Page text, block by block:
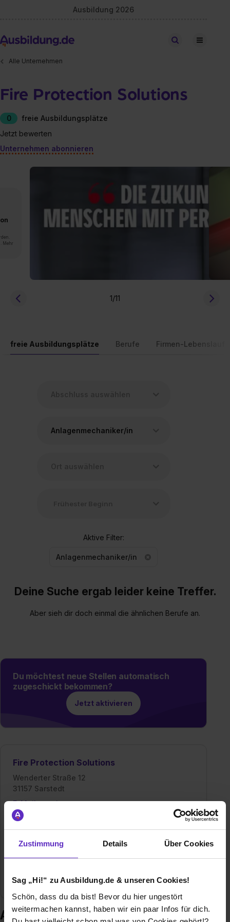
Zustimmung Details Über Cookies
Sag „Hi!“ zu Ausbildung.de & unseren Cookies!
Schön, dass du da bist! Bevor du hier ungestört
weitermachen kannst, haben wir ein paar Infos für dich.
Ausbildung 2026
Stellen finden
Alle Unternehmen
Fire Protection Solutions
0
freie Ausbildungsplätze
Jetzt bewerten
Unternehmen abonnieren
Mehr
1/11
freie Ausbildungsplätze Berufe Firmen-Lebenslauf
Anlagenmechaniker/in
Aktive Filter:
Anlagenmechaniker/in
Deine Suche ergab leider keine Treffer.
Aber sieh dir doch einmal die ähnlichen Berufe an.
Du möchtest neue Stellen automatisch
zugeschickt bekommen?
Jetzt aktivieren
Fire Protection Solutions
Wenderter Straße 12
31157 Sarstedt
E-Mail anzeigen
Mitarbeiter 1400
Umsatz 289 Millionen €
Ingenieurdienstleistungen
Ausbildung bei Fire Protection